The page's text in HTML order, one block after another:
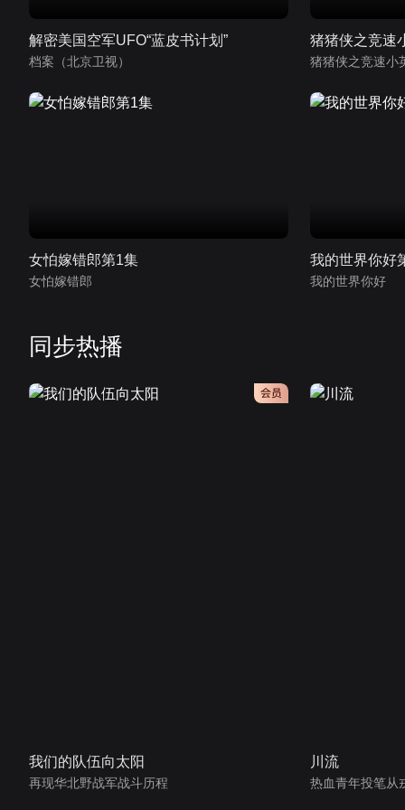
解密美国空军UFO“蓝皮书计划”
档案（北京卫视）
猪猪侠之竞速
猪猪侠之竞速小
女怕嫁错郎第1集
女怕嫁错郎
我的世界你好
我的世界你好
同步热播
会员
我们的队伍向太阳
再现华北野战军战斗历程
川流
热血青年投笔从